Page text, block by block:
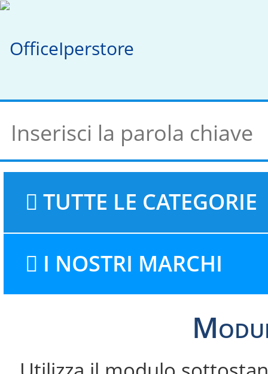
TUTTE LE CATEGORIE
I NOSTRI MARCHI